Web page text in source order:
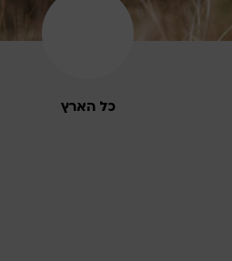
כל הארץ